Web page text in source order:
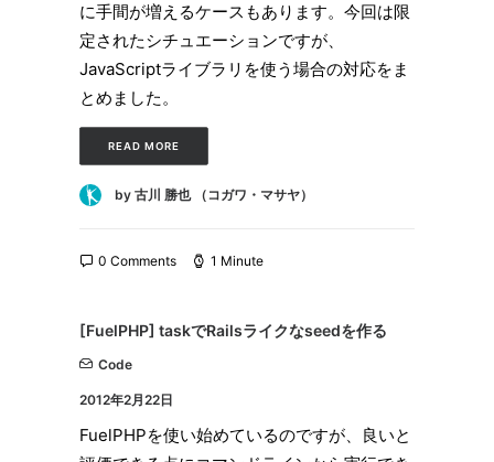
に手間が増えるケースもあります。今回は限
定されたシチュエーションですが、
JavaScriptライブラリを使う場合の対応をま
とめました。
READ MORE
by 古川 勝也 （コガワ・マサヤ）
0 Comments 1 Minute
[FuelPHP] taskでRailsライクなseedを作る
Code
2012年2月22日
FuelPHPを使い始めているのですが、良いと